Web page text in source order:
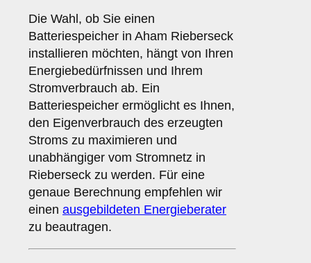
Die Wahl, ob Sie einen
Batteriespeicher in Aham Rieberseck
installieren möchten, hängt von Ihren
Energiebedürfnissen und Ihrem
Stromverbrauch ab. Ein
Batteriespeicher ermöglicht es Ihnen,
den Eigenverbrauch des erzeugten
Stroms zu maximieren und
unabhängiger vom Stromnetz in
Rieberseck zu werden. Für eine
genaue Berechnung empfehlen wir
einen ausgebildeten Energieberater
zu beautragen.